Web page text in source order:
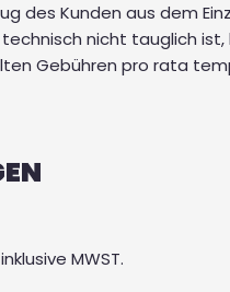
des Kunden aus dem
nicht tauglich
Gebühren pro rata
MWST.